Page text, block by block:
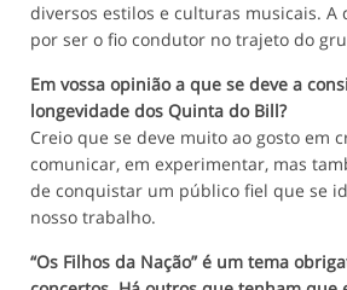
diversos estilos e culturas musicais. A
por ser o fio condutor no trajeto do
Em vossa opinião a que se deve a
longevidade dos Quinta do Bill?
Creio que se deve muito ao gosto em
comunicar, em experimentar, mas
de conquistar um público fiel que se
nosso trabalho.
“Os Filhos da Nação” é um tema